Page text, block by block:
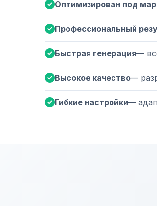
Оптимизирован под
Профессиональный
Быстрая генерация—
Высокое качество—
Гибкие настройки—